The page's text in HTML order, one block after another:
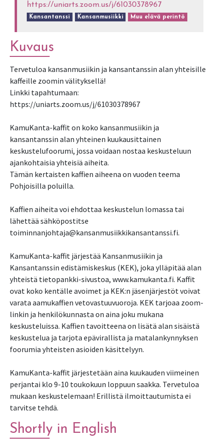
https://uniarts.zoom.us/j/61030378967
Kansantanssi Kansanmusiikki Muu elävä perintö
Kuvaus
Tervetuloa kansanmusiikin ja kansantanssin alan yhteisille
kaffeille zoomin välityksellä!
Linkki tapahtumaan:
https://uniarts.zoom.us/j/61030378967
KamuKanta-kaffit on koko kansanmusiikin ja
kansantanssin alan yhteinen kuukausittainen
keskustelufoorumi, jossa voidaan nostaa keskusteluun
ajankohtaisia yhteisiä aiheita.
Tämän kertaisten kaffien aiheena on vuoden teema
Pohjoisilla poluilla.
Kaffien aiheita voi ehdottaa keskustelun lomassa tai
lähettää sähköpostitse
toiminnanjohtaja@kansanmusiikkikansantanssi.fi.
KamuKanta-kaffit järjestää Kansanmusiikin ja
Kansantanssin edistämiskeskus (KEK), joka ylläpitää alan
yhteistä tietopankki-sivustoa, www.kamukanta.fi. Kaffit
ovat koko kentälle avoimet ja KEK:n jäsenjärjestöt voivat
varata aamukaffien vetovastuuvuoroja. KEK tarjoaa zoom-
linkin ja henkilökunnasta on aina joku mukana
keskusteluissa. Kaffien tavoitteena on lisätä alan sisäistä
keskustelua ja tarjota epävirallista ja matalankynnyksen
foorumia yhteisten asioiden käsittelyyn.
KamuKanta-kaffit järjestetään aina kuukauden viimeinen
perjantai klo 9-10 toukokuun loppuun saakka. Tervetuloa
mukaan keskustelemaan! Erillistä ilmoittautumista ei
tarvitse tehdä.
Shortly in English